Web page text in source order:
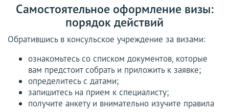
Самостоятельное оформление визы:
порядок действий
Обратившись в консульское учреждение за визами:
ознакомьтесь со списком документов, которые
вам предстоит собрать и приложить к заявке;
определитесь с датами;
запишитесь на прием к специалисту;
получите анкету и внимательно изучите правила